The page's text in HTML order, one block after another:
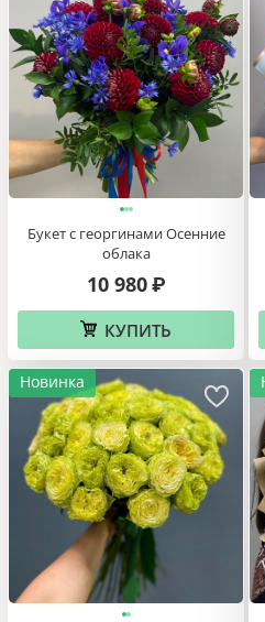
Букет цветов Элегантный
Контраст
15 930₽
КУПИТЬ
Букет с георгинами Осенние
облака
10 980₽
КУПИТЬ